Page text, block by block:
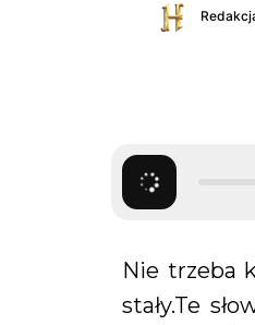
Nie trzeba
stały.Te